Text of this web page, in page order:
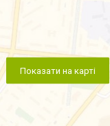
Показати на карті